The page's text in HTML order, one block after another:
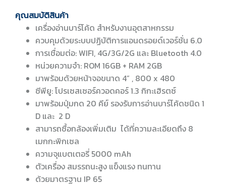
คุณสมบัติสินค้า
เครื่องอ่านบาร์โค้ด สำหรับงานอุตสาหกรรม
ควบคุมด้วยระบบปฏิบัติการแอนดรอยด์เวอร์ชั่น 6.0
การเชื่อมต่อ: WIFI, 4G/3G/2G และ Bluetooth 4.0
หน่วยความจำ: ROM 16GB + RAM 2GB
มาพร้อมด้วยหน้าจอขนาด 4” , 800 x 480
ซีพียู: โปรเซสเซอร์ควอดคอร์ 1.3 กิกะเฮิรตซ์
มาพร้อมปุ่มกด 20 คีย์ รองรับการอ่านบาร์โค้ดชนิด 1
D และ 2 D
สามารถซื้อกล้องเพิ่มเติม ได้ที่ความละเอียดถึง 8
เมกกะพิกเซล
ความจุแบตเตอรี่ 5000 mAh
ตัวเครื่อง สมรรถนะสูง แข็งแรง ทนทาน
ด้วยมาตรฐาน IP 65